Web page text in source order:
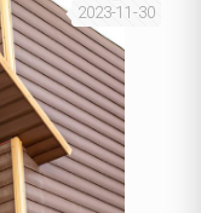
2023-11-30